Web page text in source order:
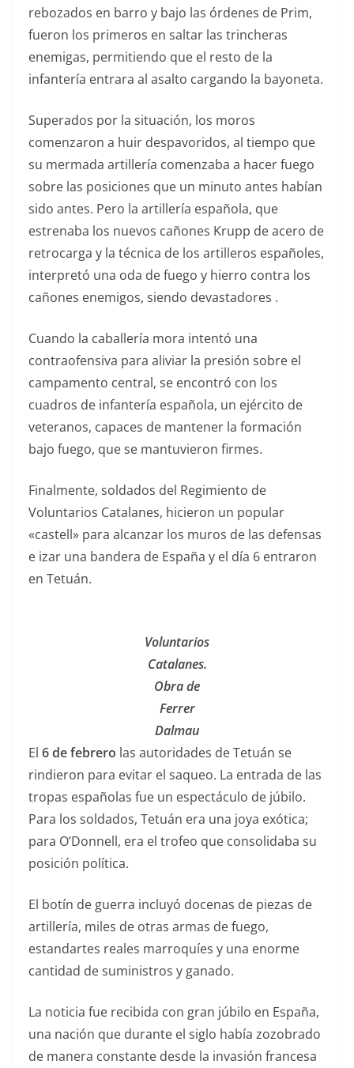
rebozados en barro y bajo las órdenes de Prim,
fueron los primeros en saltar las trincheras
enemigas, permitiendo que el resto de la
infantería entrara al asalto cargando la bayoneta.
Superados por la situación, los moros
comenzaron a huir despavoridos, al tiempo que
su mermada artillería comenzaba a hacer fuego
sobre las posiciones que un minuto antes habían
sido antes. Pero la artillería española, que
estrenaba los nuevos cañones Krupp de acero de
retrocarga y la técnica de los artilleros españoles,
interpretó una oda de fuego y hierro contra los
cañones enemigos, siendo devastadores .
Cuando la caballería mora intentó una
contraofensiva para aliviar la presión sobre el
campamento central, se encontró con los
cuadros de infantería española, un ejército de
veteranos, capaces de mantener la formación
bajo fuego, que se mantuvieron firmes.
Finalmente, soldados del Regimiento de
Voluntarios Catalanes, hicieron un popular
«castell» para alcanzar los muros de las defensas
e izar una bandera de España y el día 6 entraron
en Tetuán.
Voluntarios
Catalanes.
Obra de
Ferrer
Dalmau
El 6 de febrero las autoridades de Tetuán se
rindieron para evitar el saqueo. La entrada de las
tropas españolas fue un espectáculo de júbilo.
Para los soldados, Tetuán era una joya exótica;
para O’Donnell, era el trofeo que consolidaba su
posición política.
El botín de guerra incluyó docenas de piezas de
artillería, miles de otras armas de fuego,
estandartes reales marroquíes y una enorme
cantidad de suministros y ganado.
La noticia fue recibida con gran júbilo en España,
una nación que durante el siglo había zozobrado
de manera constante desde la invasión francesa